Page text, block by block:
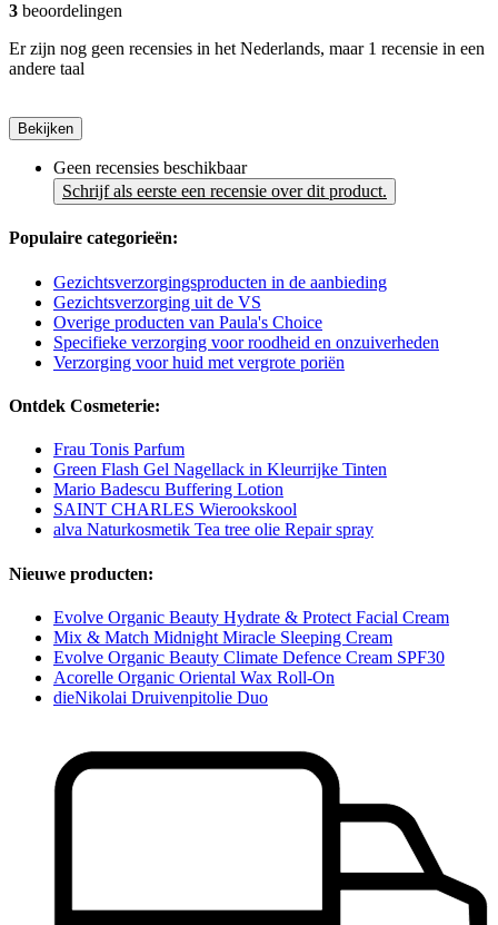
3 beoordelingen
Er zijn nog geen recensies in het Nederlands, maar 1 recensie in een
andere taal
Bekijken
Geen recensies beschikbaar
Schrijf als eerste een recensie over dit product.
Populaire categorieën:
Gezichtsverzorgingsproducten in de aanbieding
Gezichtsverzorging uit de VS
Overige producten van Paula's Choice
Specifieke verzorging voor roodheid en onzuiverheden
Verzorging voor huid met vergrote poriën
Ontdek Cosmeterie:
Frau Tonis Parfum
Green Flash Gel Nagellack in Kleurrijke Tinten
Mario Badescu Buffering Lotion
SAINT CHARLES Wierookskool
alva Naturkosmetik Tea tree olie Repair spray
Nieuwe producten:
Evolve Organic Beauty Hydrate & Protect Facial Cream
Mix & Match Midnight Miracle Sleeping Cream
Evolve Organic Beauty Climate Defence Cream SPF30
Acorelle Organic Oriental Wax Roll-On
dieNikolai Druivenpitolie Duo